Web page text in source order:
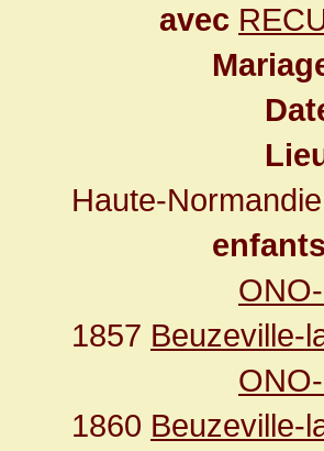
avec
Haute-Normandie
enfants
1857 Beuzeville-
1860 Beuzeville-